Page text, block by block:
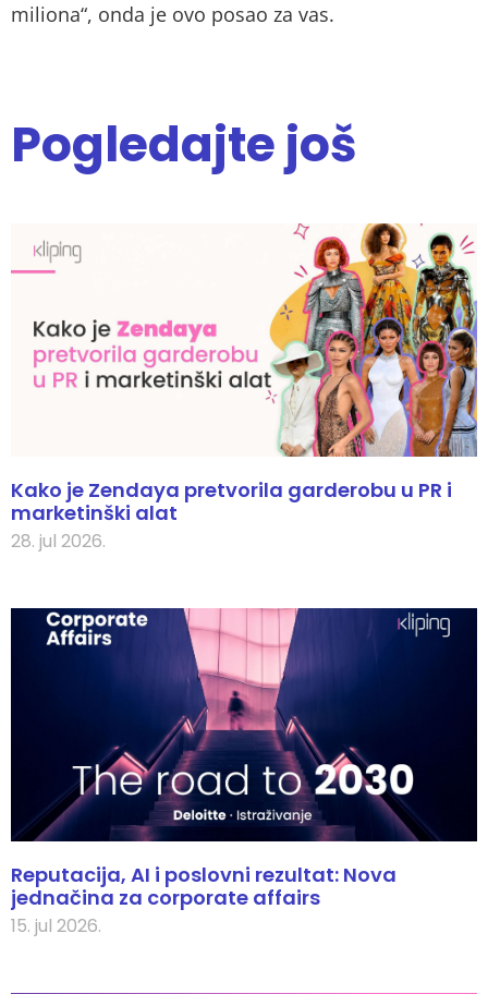
miliona“, onda je ovo posao za vas.
Pogledajte još
Kako je Zendaya pretvorila garderobu u PR i
marketinški alat
28. jul 2026.
Reputacija, AI i poslovni rezultat: Nova
jednačina za corporate affairs
15. jul 2026.